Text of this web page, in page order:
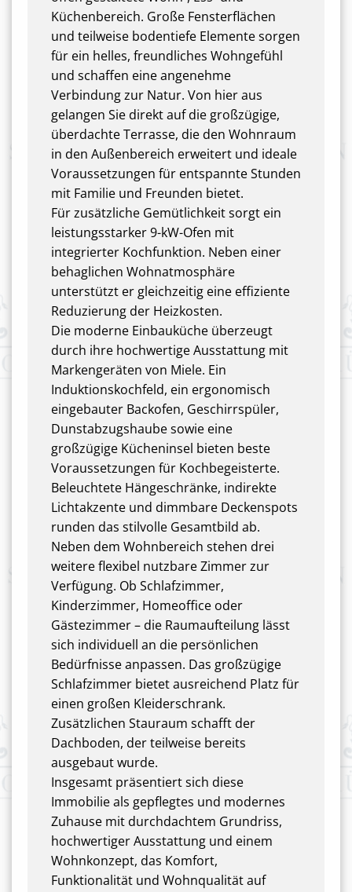
Küchenbereich. Große Fensterflächen
und teilweise bodentiefe Elemente sorgen
für ein helles, freundliches Wohngefühl
und schaffen eine angenehme
Verbindung zur Natur. Von hier aus
gelangen Sie direkt auf die großzügige,
überdachte Terrasse, die den Wohnraum
in den Außenbereich erweitert und ideale
Voraussetzungen für entspannte Stunden
mit Familie und Freunden bietet.
Für zusätzliche Gemütlichkeit sorgt ein
leistungsstarker 9-kW-Ofen mit
integrierter Kochfunktion. Neben einer
behaglichen Wohnatmosphäre
unterstützt er gleichzeitig eine effiziente
Reduzierung der Heizkosten.
Die moderne Einbauküche überzeugt
durch ihre hochwertige Ausstattung mit
Markengeräten von Miele. Ein
Induktionskochfeld, ein ergonomisch
eingebauter Backofen, Geschirrspüler,
Dunstabzugshaube sowie eine
großzügige Kücheninsel bieten beste
Voraussetzungen für Kochbegeisterte.
Beleuchtete Hängeschränke, indirekte
Lichtakzente und dimmbare Deckenspots
runden das stilvolle Gesamtbild ab.
Neben dem Wohnbereich stehen drei
weitere flexibel nutzbare Zimmer zur
Verfügung. Ob Schlafzimmer,
Kinderzimmer, Homeoffice oder
Gästezimmer – die Raumaufteilung lässt
sich individuell an die persönlichen
Bedürfnisse anpassen. Das großzügige
Schlafzimmer bietet ausreichend Platz für
einen großen Kleiderschrank.
Zusätzlichen Stauraum schafft der
Dachboden, der teilweise bereits
ausgebaut wurde.
Insgesamt präsentiert sich diese
Immobilie als gepflegtes und modernes
Zuhause mit durchdachtem Grundriss,
hochwertiger Ausstattung und einem
Wohnkonzept, das Komfort,
Funktionalität und Wohnqualität auf